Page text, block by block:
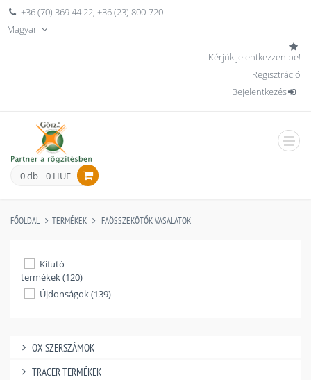
+36 (70) 369 44 22,+36 (23) 800-720
Magyar
Kérjük jelentkezzen be!
Regisztráció
Bejelentkezés
0 db 0 HUF
FŐOLDAL TERMÉKEK FAÖSSZEKÖTŐK VASALATOK
Kifutó
termékek (120)
Újdonságok (139)
OX SZERSZÁMOK
TRACER TERMÉKEK